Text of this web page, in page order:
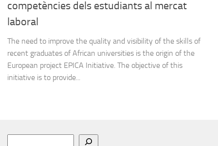
competències dels estudiants al mercat
laboral
The need to improve the quality and visibility of the skills of
recent graduates of African universities is the origin of the
European project EPICA Initiative. The objective of this
initiative is to provide...